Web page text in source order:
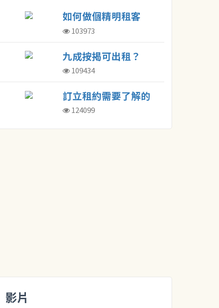
如何做個精明租客
103973
九成按揭可出租？
109434
訂立租約需要了解的
概念
124099
影片